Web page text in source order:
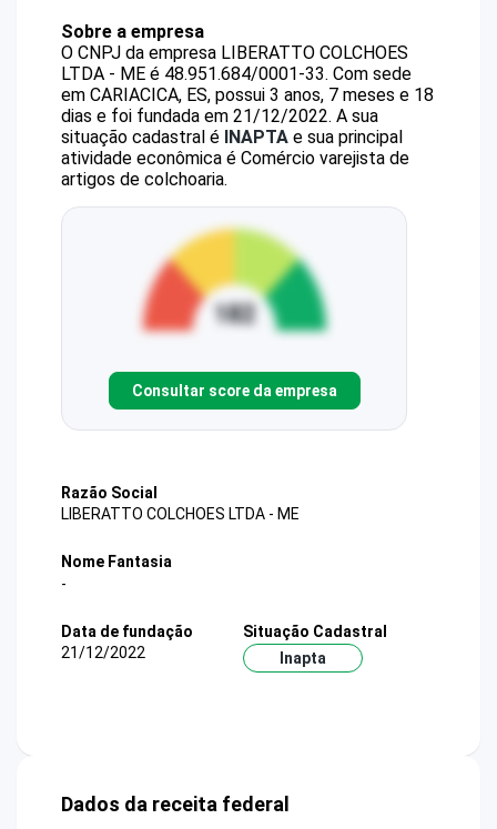
Sobre a empresa
O CNPJ da empresa LIBERATTO COLCHOES
LTDA - ME é 48.951.684/0001-33. Com sede
em CARIACICA, ES, possui 3 anos, 7 meses e 18
dias e foi fundada em 21/12/2022. A sua
situação cadastral é INAPTA e sua principal
atividade econômica é Comércio varejista de
artigos de colchoaria.
Consultar score da empresa
Razão Social
LIBERATTO COLCHOES LTDA - ME
Nome Fantasia
-
Data de fundação
21/12/2022
Situação Cadastral
Inapta
Dados da receita federal